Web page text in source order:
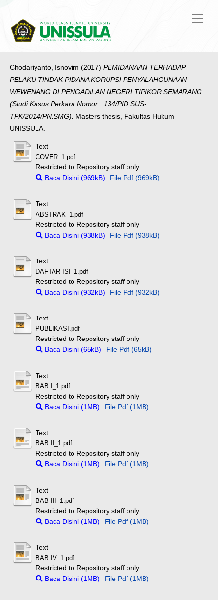
Chodariyanto, Isnovim (2017) PEMIDANAAN TERHADAP
PELAKU TINDAK PIDANA KORUPSI PENYALAHGUNAAN
WEWENANG DI PENGADILAN NEGERI TIPIKOR SEMARANG
(Studi Kasus Perkara Nomor : 134/PID.SUS-
TPK/2014/PN.SMG). Masters thesis, Fakultas Hukum
UNISSULA.
Text
COVER_1.pdf
Restricted to Repository staff only
Baca Disini (969kB)
File Pdf (969kB)
Text
ABSTRAK_1.pdf
Restricted to Repository staff only
Baca Disini (938kB)
File Pdf (938kB)
Text
DAFTAR ISI_1.pdf
Restricted to Repository staff only
Baca Disini (932kB)
File Pdf (932kB)
Text
PUBLIKASI.pdf
Restricted to Repository staff only
Baca Disini (65kB)
File Pdf (65kB)
Text
BAB I_1.pdf
Restricted to Repository staff only
Baca Disini (1MB)
File Pdf (1MB)
Text
BAB II_1.pdf
Restricted to Repository staff only
Baca Disini (1MB)
File Pdf (1MB)
Text
BAB III_1.pdf
Restricted to Repository staff only
Baca Disini (1MB)
File Pdf (1MB)
Text
BAB IV_1.pdf
Restricted to Repository staff only
Baca Disini (1MB)
File Pdf (1MB)